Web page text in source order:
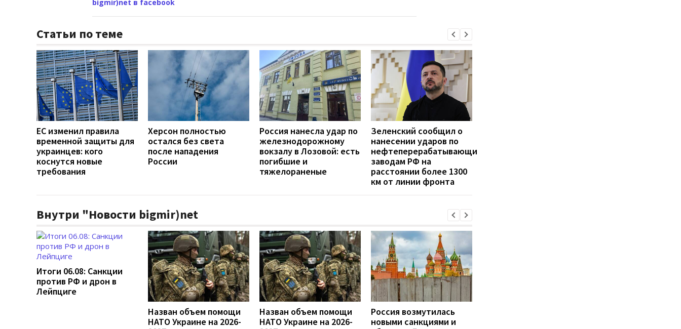
bigmir)net в facebook
Статьи по теме
ЕС изменил правила
временной защиты для
украинцев: кого
коснутся новые
требования
Херсон полностью
остался без света
после нападения
России
Россия нанесла удар по
железнодорожному
вокзалу в Лозовой: есть
погибшие и
тяжелораненые
Зеленский сообщил о
нанесении ударов по
нефтеперерабатывающим
заводам РФ на
расстоянии более 1300
км от линии фронта
Внутри "Новости bigmir)net
Итоги 06.08: Санкции
против РФ и дрон в
Лейпциге
Назван объем помощи
НАТО Украине на 2026-
Назван объем помощи
НАТО Украине на 2026-
Россия возмутилась
новыми санкциями и